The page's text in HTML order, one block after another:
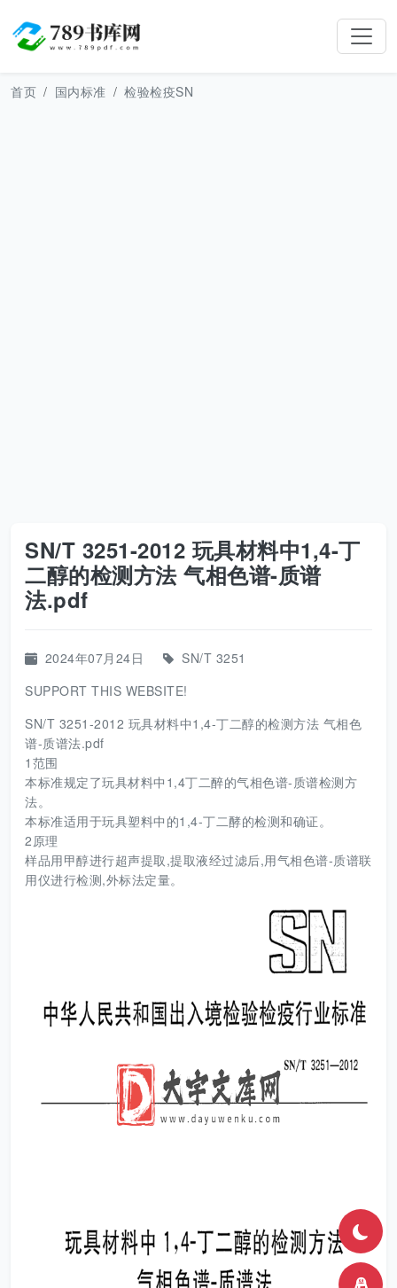
首页 国内标准 检验检疫SN
SN/T 3251-2012 玩具材料中1,4-丁
二醇的检测方法 气相色谱-质谱
法.pdf
2024年07月24日
SN/T 3251
SUPPORT THIS WEBSITE!
SN/T 3251-2012 玩具材料中1,4-丁二醇的检测方法 气相色
谱-质谱法.pdf
1范围
本标准规定了玩具材料中1,4丁二醉的气相色谱-质谱检测方
法。
本标准适用于玩具塑料中的1,4-丁二酵的检测和确证。
2原理
样品用甲醇进行超声提取,提取液经过滤后,用气相色谱-质谱联
用仪进行检测,外标法定量。